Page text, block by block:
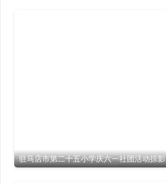
驻马店市第二十五小学庆六一社团活动掠影